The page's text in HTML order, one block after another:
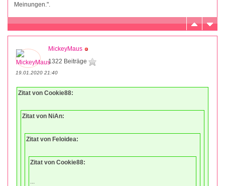
Meinungen.".
MickeyMaus
1322 Beiträge
19.01.2020 21:40
Zitat von Cookie88:
Zitat von NiAn:
Zitat von Feloidea:
Zitat von Cookie88:
...